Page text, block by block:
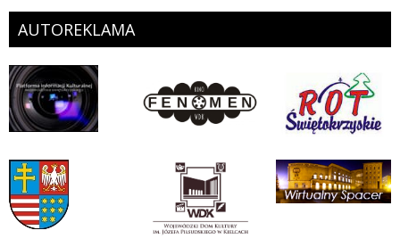
AUTOREKLAMA